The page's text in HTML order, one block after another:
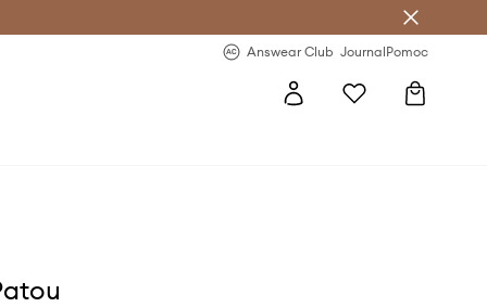
Answear Club JournalPomoc